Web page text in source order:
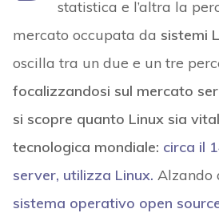
statistica e l’altra la
mercato occupata da sistemi
oscilla tra un due e un tre
focalizzandosi sul mercato
si scopre quanto Linux sia
tecnologica mondiale: circa il
server, utilizza Linux. Alzando
sistema operativo open